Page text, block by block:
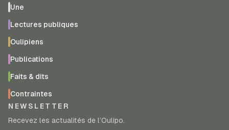
Une
Lectures publiques
Oulipiens
Publications
Faits & dits
Contraintes
NEWSLETTER
Recevez les actualités de l’Oulipo.